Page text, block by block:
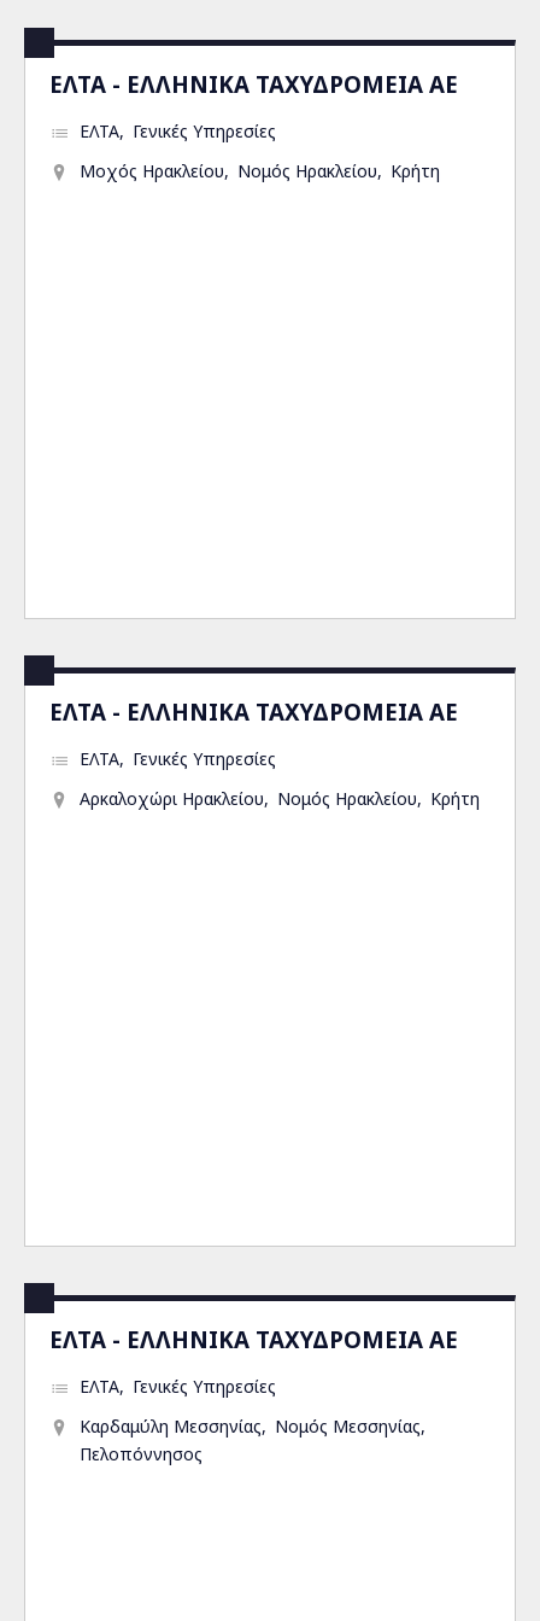
ΕΛΤΑ - ΕΛΛΗΝΙΚΑ ΤΑΧΥΔΡΟΜΕΙΑ ΑΕ
ΕΛΤΑ
Γενικές Υπηρεσίες
Μοχός Ηρακλείου
Νομός Ηρακλείου Κρήτη
ΕΛΤΑ - ΕΛΛΗΝΙΚΑ ΤΑΧΥΔΡΟΜΕΙΑ ΑΕ
ΕΛΤΑ
Γενικές Υπηρεσίες
Αρκαλοχώρι Ηρακλείου
Νομός Ηρακλείου Κρήτη
ΕΛΤΑ - ΕΛΛΗΝΙΚΑ ΤΑΧΥΔΡΟΜΕΙΑ ΑΕ
ΕΛΤΑ
Γενικές Υπηρεσίες
Καρδαμύλη Μεσσηνίας
Νομός Μεσσηνίας
Πελοπόννησος